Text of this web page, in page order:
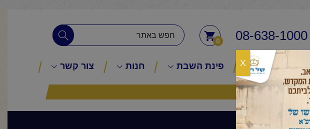
08-638-1000
0
ותשובות פינת השבת חנות צור קשר
היה שותף
X